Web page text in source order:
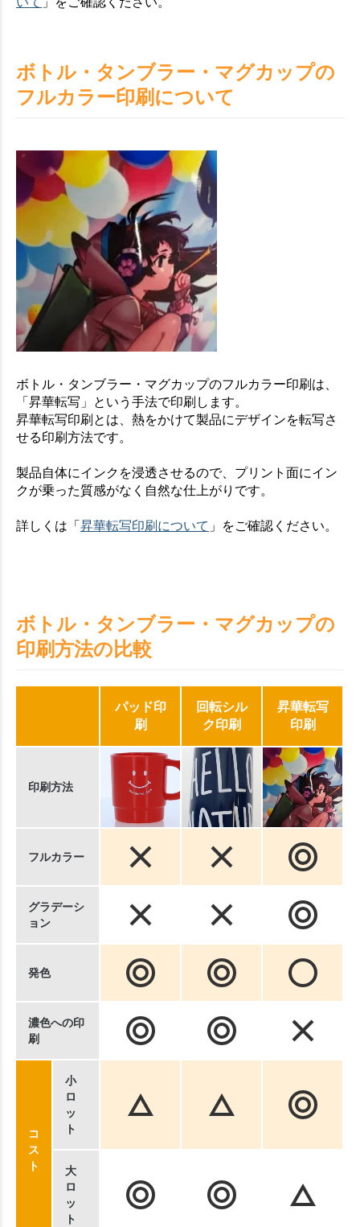
お買い物を続ける
ボトル・タンブラー・マグカップの
フルカラー印刷について
ボトル・タンブラー・マグカップのフルカラー印刷は、
「昇華転写」という手法で印刷します。
昇華転写印刷とは、熱をかけて製品にデザインを転写さ
せる印刷方法です。
製品自体にインクを浸透させるので、プリント面にイン
クが乗った質感がなく自然な仕上がりです。
詳しくは「 昇華転写印刷について 」をご確認ください。
ボトル・タンブラー・マグカップの
印刷方法の比較
パッド印
刷
回転シル
ク印刷
昇華転写
印刷
印刷方法
フルカラー
グラデーシ
ョン
発色
濃色への印
刷
コ
ス
ト
小
ロ
ッ
ト
大
ロ
ッ
ト